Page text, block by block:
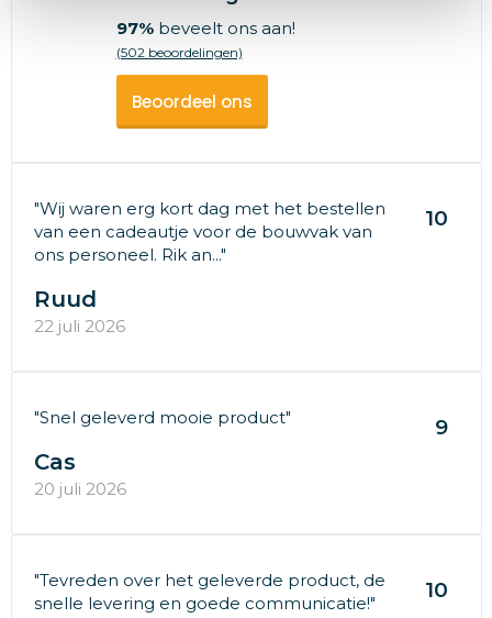
97%beveelt ons aan!
(502 beoordelingen)
Beoordeel ons
"Wij waren erg kort dag met het bestellen
van een cadeautje voor de bouwvak van
ons personeel. Rik an..."
10
Ruud
22 juli 2026
"Snel geleverd mooie product" 9
Cas
20 juli 2026
"Tevreden over het geleverde product, de
snelle levering en goede communicatie!"
10